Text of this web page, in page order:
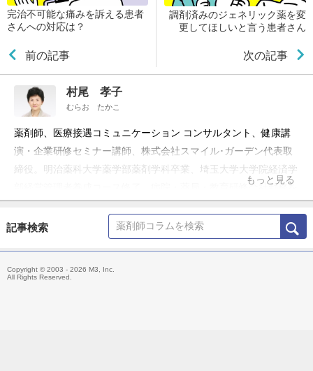
完治不可能な痛みを訴える患者
さんへの対応は？
前の記事
調剤済みのジェネリック薬を変
更してほしいと言う患者さん
次の記事
村尾 孝子
むらお たかこ
薬剤師、医療接遇コミュニケーション コンサルタント、健康講
演・企業研修セミナー講師、株式会社スマイル･ガーデン代表取
締役。明治薬科大学薬学部薬剤学科卒業、埼玉大学大学院経済学
部経営管理者養成コース修了、病院・薬局・教育研修会社勤務を
もっと見る
記事検索
Copyright © 2003 - 2026 M3, Inc.
All Rights Reserved.